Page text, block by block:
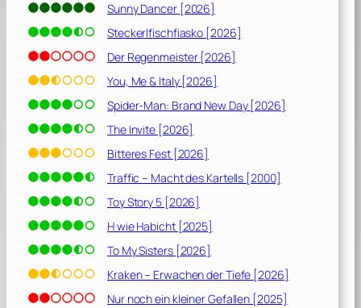
Sunny Dancer [2026]
Steckerlfischfiasko [2026]
Der Regenmeister [2026]
You, Me & Italy [2026]
Spider-Man: Brand New Day [2026]
The Invite [2026]
Bitteres Fest [2026]
Traffic – Macht des Kartells [2000]
Toy Story 5 [2026]
H wie Habicht [2025]
To My Sisters [2026]
Kraken – Erwachen der Tiefe [2026]
Nur noch ein kleiner Gefallen [2025]